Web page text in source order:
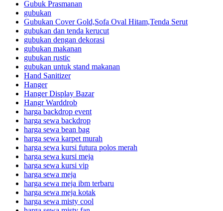
Gubuk Prasmanan
gubukan
Gubukan Cover Gold,Sofa Oval Hitam,Tenda Serut
gubukan dan tenda kerucut
gubukan dengan dekorasi
gubukan makanan
gubukan rustic
gubukan untuk stand makanan
Hand Sanitizer
Hanger
Hanger Display Bazar
Hangr Warddrob
harga backdrop event
harga sewa backdrop
harga sewa bean bag
harga sewa karpet murah
harga sewa kursi futura polos merah
harga sewa kursi meja
harga sewa kursi vip
harga sewa meja
harga sewa meja ibm terbaru
harga sewa meja kotak
harga sewa misty cool